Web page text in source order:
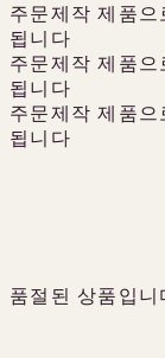
주문제작 제품
됩니다
주문제작 제품
됩니다
주문제작 제품
됩니다
품절된 상품입니